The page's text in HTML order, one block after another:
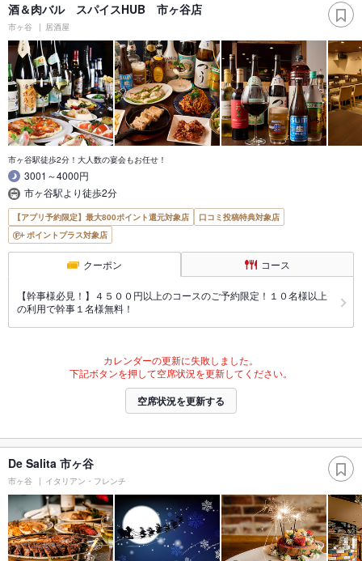
酒＆肉バル スパイスHUB 市ヶ谷店
市ヶ谷 居酒屋
市ヶ谷駅徒歩2分！大人数の宴会もお任せ！
3001～4000円
市ヶ谷駅より徒歩2分
【アプリ予約限定】最大800ポイント還元対象店
口コミ投稿特典対象店
ポイントプラス対象店
クーポン コース
【幹事様必見！】４５００円以上のコースのご予約限定！１０名様以上
の利用で幹事１名様無料！
カレンダーの更新に失敗しました。
下記ボタンを押して空席状況を更新してください。
空席状況を更新する
De Salita 市ヶ谷
市ヶ谷 イタリアン・フレンチ